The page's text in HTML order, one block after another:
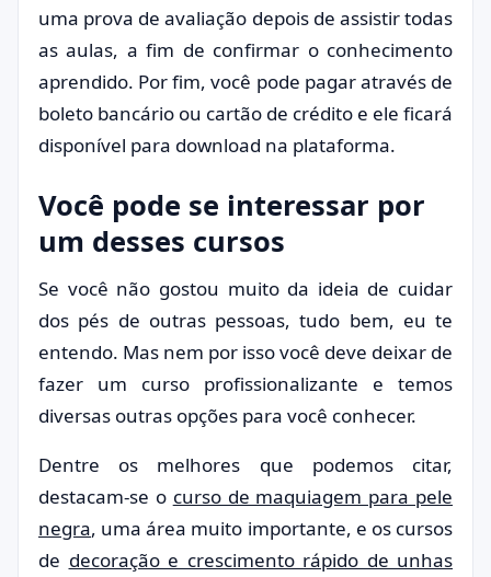
uma prova de avaliação depois de assistir todas
as aulas, a fim de confirmar o conhecimento
aprendido. Por fim, você pode pagar através de
boleto bancário ou cartão de crédito e ele ficará
disponível para download na plataforma.
Você pode se interessar por
um desses cursos
Se você não gostou muito da ideia de cuidar
dos pés de outras pessoas, tudo bem, eu te
entendo. Mas nem por isso você deve deixar de
fazer um curso profissionalizante e temos
diversas outras opções para você conhecer.
Dentre os melhores que podemos citar,
destacam-se o curso de maquiagem para pele
negra, uma área muito importante, e os cursos
de decoração e crescimento rápido de unhas